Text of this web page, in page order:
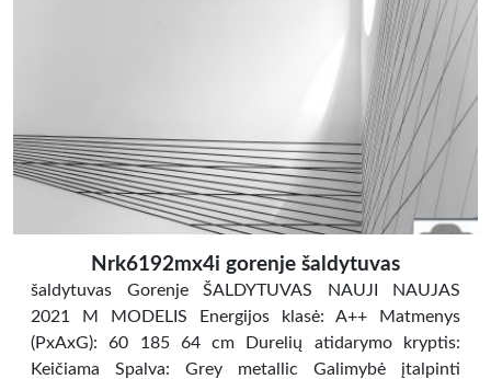
Nrk6192mx4i gorenje šaldytuvas
šaldytuvas Gorenje ŠALDYTUVAS NAUJI NAUJAS
2021 M MODELIS Energijos klasė: A++ Matmenys
(PxAxG): 60 185 64 cm Durelių atidarymo kryptis:
Keičiama Spalva: Grey metallic Galimybė įtalpinti